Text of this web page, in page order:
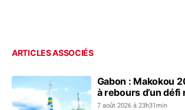
ARTICLES ASSOCIÉS
Gabon : Makokou
à rebours d’un défi
7 août 2026 à 23h31min